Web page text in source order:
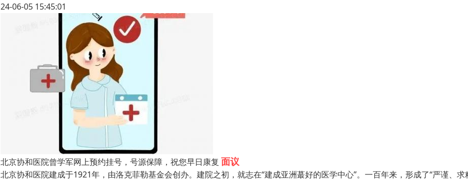
24-06-05 15:45:01
北京协和医院曾学军网上预约挂号，号源保障，祝您早日康复 面议
北京协和医院建成于1921年，由洛克菲勒基金会创办。建院之初，就志在“建成亚洲蕞好的医学中心”。一百年来，形成了“严谨、求